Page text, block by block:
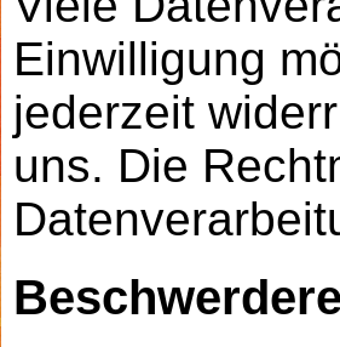
Einwilligung
jederzeit
uns. Die